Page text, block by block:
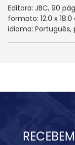
Editora: JBC, 90
formato: 12.0 x
idioma: